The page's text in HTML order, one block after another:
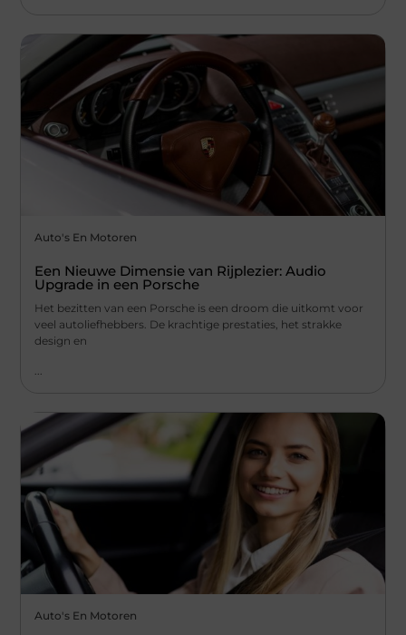
Auto's En Motoren
Een Nieuwe Dimensie van Rijplezier: Audio
Upgrade in een Porsche
Het bezitten van een Porsche is een droom die uitkomt voor
veel autoliefhebbers. De krachtige prestaties, het strakke
design en
Auto's En Motoren